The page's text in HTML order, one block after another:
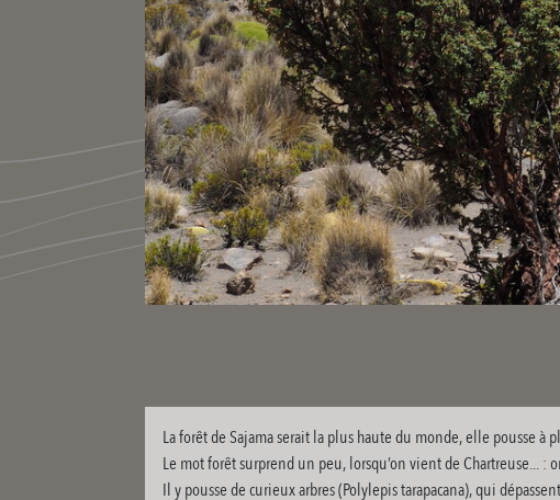
La forêt de Sajama serait la plus haute du monde, elle pousse à
Le mot forêt surprend un peu, lorsqu’on vient de Chartreuse... :
Il y pousse de curieux arbres (Polylepis tarapacana), qui